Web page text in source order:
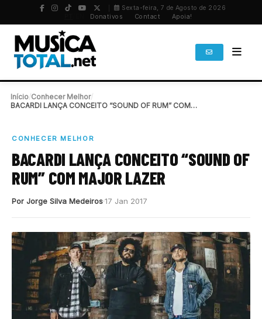
Sexta-feira, 7 de Agosto de 2026
Donativos Contact Apoia!
Início Conhecer Melhor/
BACARDI LANÇA CONCEITO “SOUND OF RUM” COM MAJOR…
CONHECER MELHOR
BACARDI LANÇA CONCEITO “SOUND OF
RUM” COM MAJOR LAZER
Por Jorge Silva Medeiros17 Jan 2017